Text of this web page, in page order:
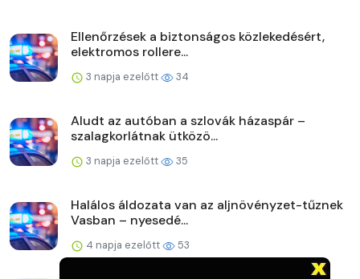
Ellenőrzések a biztonságos közlekedésért,
elektromos rollere...
3 napja ezelőtt 34
Aludt az autóban a szlovák házaspár –
szalagkorlátnak ütközö...
3 napja ezelőtt 35
Halálos áldozata van az aljnövényzet-tűznek
Vasban – nyesedé...
4 napja ezelőtt 53